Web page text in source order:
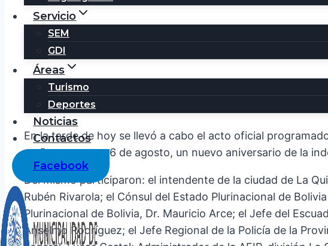
Servicio
SEM
GDI
Áreas
Turismo
Deportes
Noticias
Contactos
Facebook
199 AÑOS DE LA
En la tarde de hoy se llevó a cabo el acto oficial
mañana, martes 6 de agosto, un nuevo aniversario de la
Del mismo participaron: el intendente de la ciudad de La
Rubén Rivarola; el Cónsul del Estado Plurinacional de
Plurinacional de Bolivia, Dr. Mauricio Arce; el Jefe del
Anselmo Rodríguez; el Jefe Regional de la Policía de la